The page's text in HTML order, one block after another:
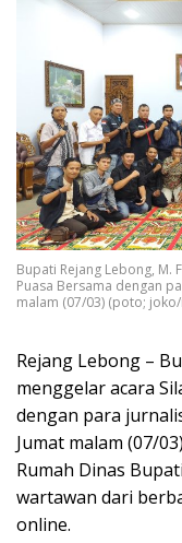
Bupati Rejang Lebong, M.
Puasa Bersama dengan
malam (07/03) (poto;
Rejang Lebong –
menggelar acara
dengan para
Jumat malam (07/
Rumah Dinas
wartawan dari
online.